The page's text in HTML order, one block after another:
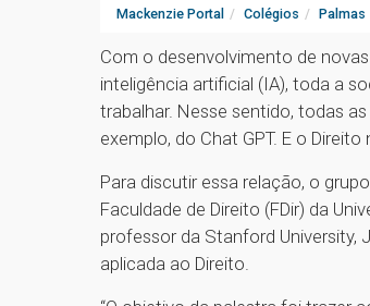
Mackenzie Portal Colégios Palmas
Com o desenvolvimento de
inteligência artificial (IA), toda a
trabalhar. Nesse sentido, todas
exemplo, do Chat GPT. E o
Para discutir essa relação, o
Faculdade de Direito (FDir) da
professor da Stanford University,
aplicada ao Direito.